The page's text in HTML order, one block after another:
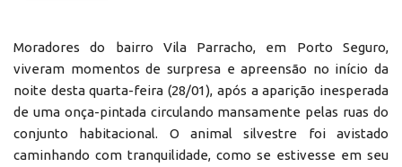
Moradores do bairro Vila Parracho, em Porto Seguro,
viveram momentos de surpresa e apreensão no início da
noite desta quarta-feira (28/01), após a aparição inesperada
de uma onça-pintada circulando mansamente pelas ruas do
conjunto habitacional. O animal silvestre foi avistado
caminhando com tranquilidade, como se estivesse em seu